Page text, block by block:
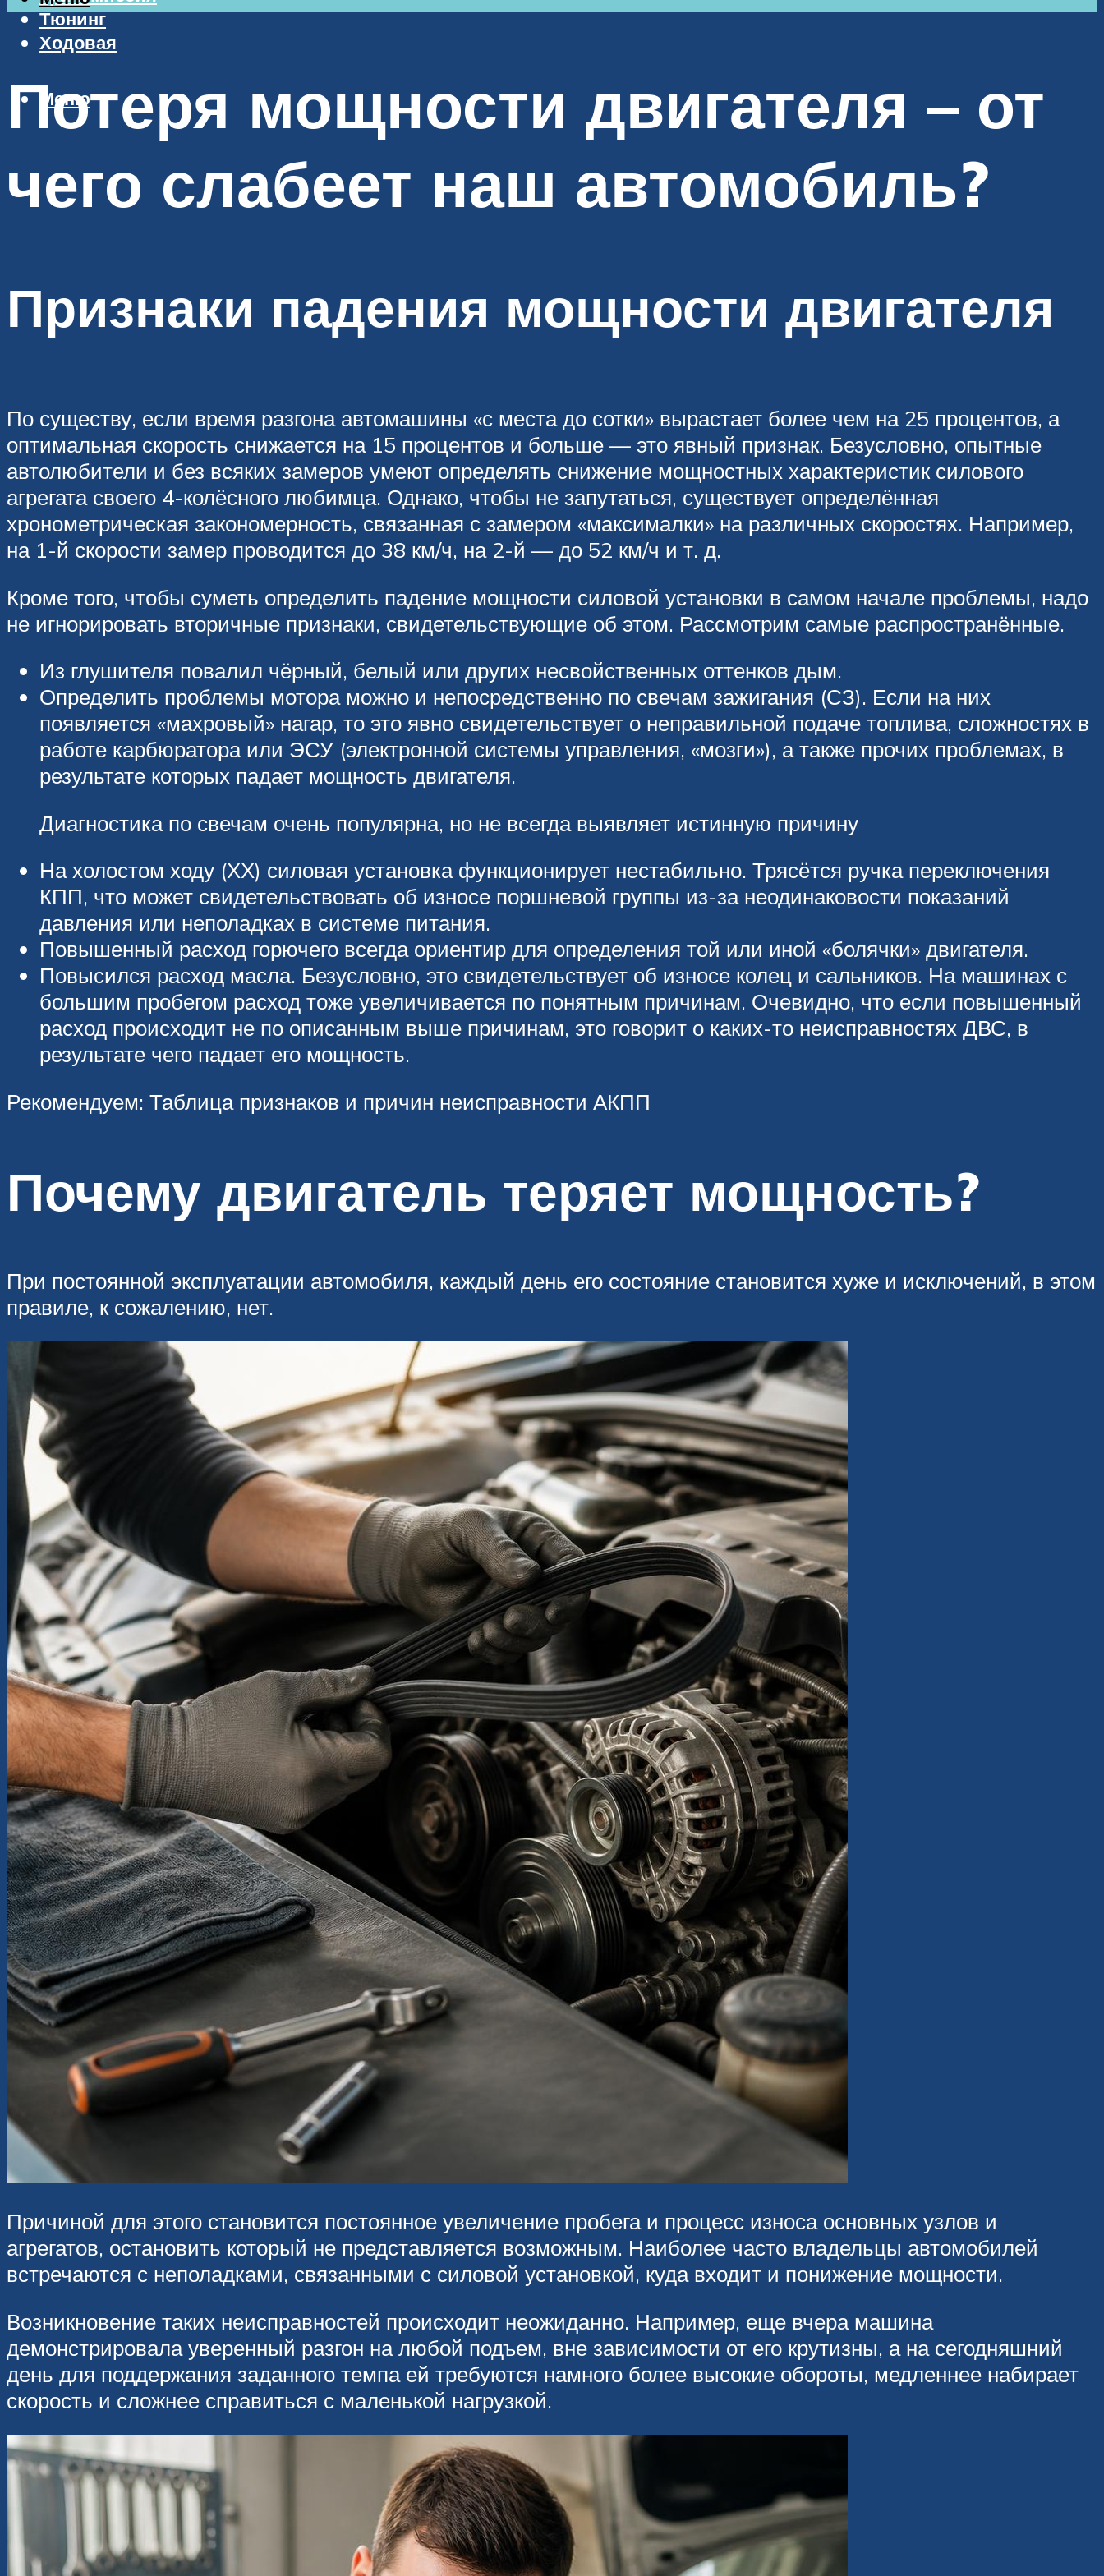
Тюнинг
Ходовая
Меню
Потеря мощности двигателя – от
чего слабеет наш автомобиль?
Признаки падения мощности двигателя
По существу, если время разгона автомашины «с места до сотки» вырастает более чем на 25 процентов, а
оптимальная скорость снижается на 15 процентов и больше — это явный признак. Безусловно, опытные
автолюбители и без всяких замеров умеют определять снижение мощностных характеристик силового
агрегата своего 4-колёсного любимца. Однако, чтобы не запутаться, существует определённая
хронометрическая закономерность, связанная с замером «максималки» на различных скоростях. Например,
на 1-й скорости замер проводится до 38 км/ч, на 2-й — до 52 км/ч и т. д.
Кроме того, чтобы суметь определить падение мощности силовой установки в самом начале проблемы, надо
не игнорировать вторичные признаки, свидетельствующие об этом. Рассмотрим самые распространённые.
Из глушителя повалил чёрный, белый или других несвойственных оттенков дым.
Определить проблемы мотора можно и непосредственно по свечам зажигания (СЗ). Если на них
появляется «махровый» нагар, то это явно свидетельствует о неправильной подаче топлива, сложностях в
работе карбюратора или ЭСУ (электронной системы управления, «мозги»), а также прочих проблемах, в
результате которых падает мощность двигателя.
Диагностика по свечам очень популярна, но не всегда выявляет истинную причину
На холостом ходу (ХХ) силовая установка функционирует нестабильно. Трясётся ручка переключения
КПП, что может свидетельствовать об износе поршневой группы из-за неодинаковости показаний
давления или неполадках в системе питания.
Повышенный расход горючего всегда ориентир для определения той или иной «болячки» двигателя.
Повысился расход масла. Безусловно, это свидетельствует об износе колец и сальников. На машинах с
большим пробегом расход тоже увеличивается по понятным причинам. Очевидно, что если повышенный
расход происходит не по описанным выше причинам, это говорит о каких-то неисправностях ДВС, в
результате чего падает его мощность.
Рекомендуем: Таблица признаков и причин неисправности АКПП
Почему двигатель теряет мощность?
При постоянной эксплуатации автомобиля, каждый день его состояние становится хуже и исключений, в этом
правиле, к сожалению, нет.
Причиной для этого становится постоянное увеличение пробега и процесс износа основных узлов и
агрегатов, остановить который не представляется возможным. Наиболее часто владельцы автомобилей
встречаются с неполадками, связанными с силовой установкой, куда входит и понижение мощности.
Возникновение таких неисправностей происходит неожиданно. Например, еще вчера машина
демонстрировала уверенный разгон на любой подъем, вне зависимости от его крутизны, а на сегодняшний
день для поддержания заданного темпа ей требуются намного более высокие обороты, медленнее набирает
скорость и сложнее справиться с маленькой нагрузкой.